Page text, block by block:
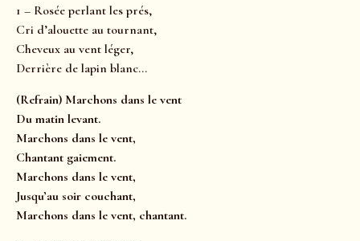
1 – Rosée perlant les prés,
Cri d’alouette au tournant,
Cheveux au vent léger,
Derrière de lapin blanc…
(Refrain) Marchons dans le vent
Du matin levant.
Marchons dans le vent,
Chantant gaiement.
Marchons dans le vent,
Jusqu’au soir couchant,
Marchons dans le vent, chantant.